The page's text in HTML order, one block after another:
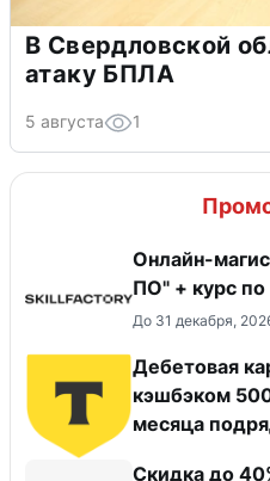
В Свердловской
атаку БПЛА
5 августа 1
Онлайн-
ПО" + курс
До 31 декабря,
Дебетовая
кэшбэком
месяца
Скидка до